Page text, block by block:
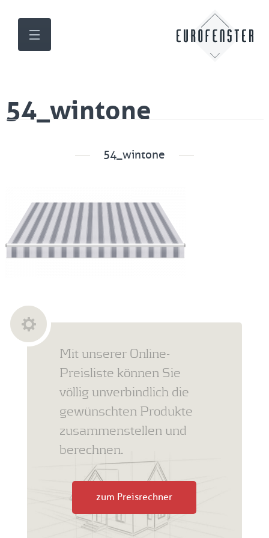
54_wintone
54_wintone
Mit unserer Online-
Preisliste können Sie
völlig unverbindlich die
gewünschten Produkte
zusammenstellen und
berechnen.
zum Preisrechner